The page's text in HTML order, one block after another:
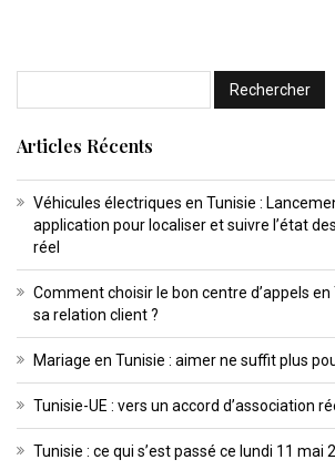
Articles Récents
Véhicules électriques en Tunisie :
application pour localiser et suivre l’état
réel
Comment choisir le bon centre d’appels
sa relation client ?
Mariage en Tunisie : aimer ne suffit plus
Tunisie-UE : vers un accord d’association
Tunisie : ce qui s’est passé ce lundi 11 mai